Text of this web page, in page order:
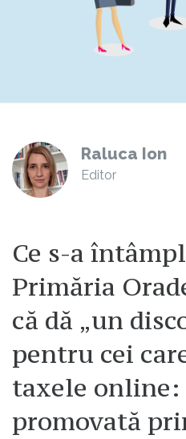
Raluca Ion
Editor
Ce s-a
Primăria
că dă „un
pentru cei
taxele
promovată